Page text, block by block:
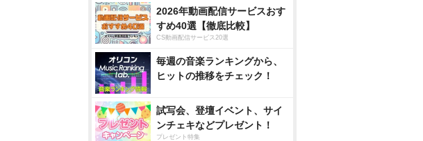
2026年動画配信サービスおす
すめ40選【徹底比較】
CS動画配信サービス20選
毎週の音楽ランキングから、
ヒットの推移をチェック！
試写会、登壇イベント、サイ
ンチェキなどプレゼント！
プレゼント特集